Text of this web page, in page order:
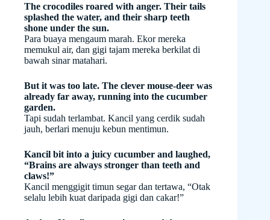
The crocodiles roared with anger. Their tails
splashed the water, and their sharp teeth
shone under the sun.
Para buaya mengaum marah. Ekor mereka
memukul air, dan gigi tajam mereka berkilat di
bawah sinar matahari.
But it was too late. The clever mouse-deer was
already far away, running into the cucumber
garden.
Tapi sudah terlambat. Kancil yang cerdik sudah
jauh, berlari menuju kebun mentimun.
Kancil bit into a juicy cucumber and laughed,
“Brains are always stronger than teeth and
claws!”
Kancil menggigit timun segar dan tertawa, “Otak
selalu lebih kuat daripada gigi dan cakar!”